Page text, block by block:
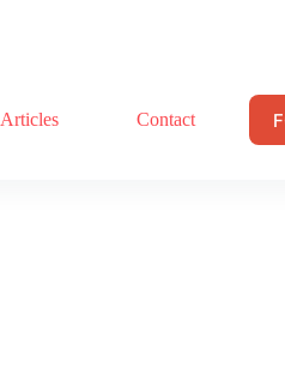
Articles Contact